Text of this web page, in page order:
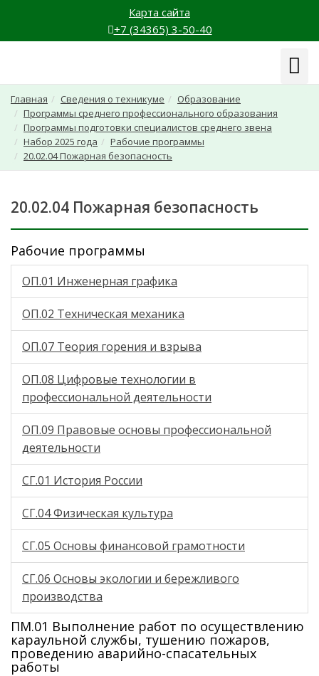
Карта сайта
+7 (34365) 3-50-40
Главная Сведения о техникуме
Образование
Программы среднего профессионального образования
Программы подготовки специалистов среднего звена
Набор 2025 года
Рабочие программы
20.02.04 Пожарная безопасность
20.02.04 Пожарная безопасность
Рабочие программы
ОП.01 Инженерная графика
ОП.02 Техническая механика
ОП.07 Теория горения и взрыва
ОП.08 Цифровые технологии в
профессиональной деятельности
ОП.09 Правовые основы профессиональной
деятельности
СГ.01 История России
СГ.04 Физическая культура
СГ.05 Основы финансовой грамотности
СГ.06 Основы экологии и бережливого
производства
ПМ.01 Выполнение работ по осуществлению
караульной службы, тушению пожаров,
проведению аварийно-спасательных
работы